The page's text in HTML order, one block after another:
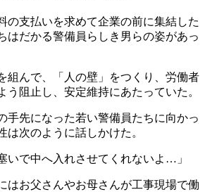
の支払いを求めて企業の前に集結した
はだかる警備員らしき男らの姿があっ
組んで、「人の壁」をつくり、労働者
う阻止し、安定維持にあたっていた。
手先になった若い警備員たちに向かっ
は次のように話しかけた。
いで中へ入れさせてくれないよ…」
はお父さんやお母さんが工事現場で働